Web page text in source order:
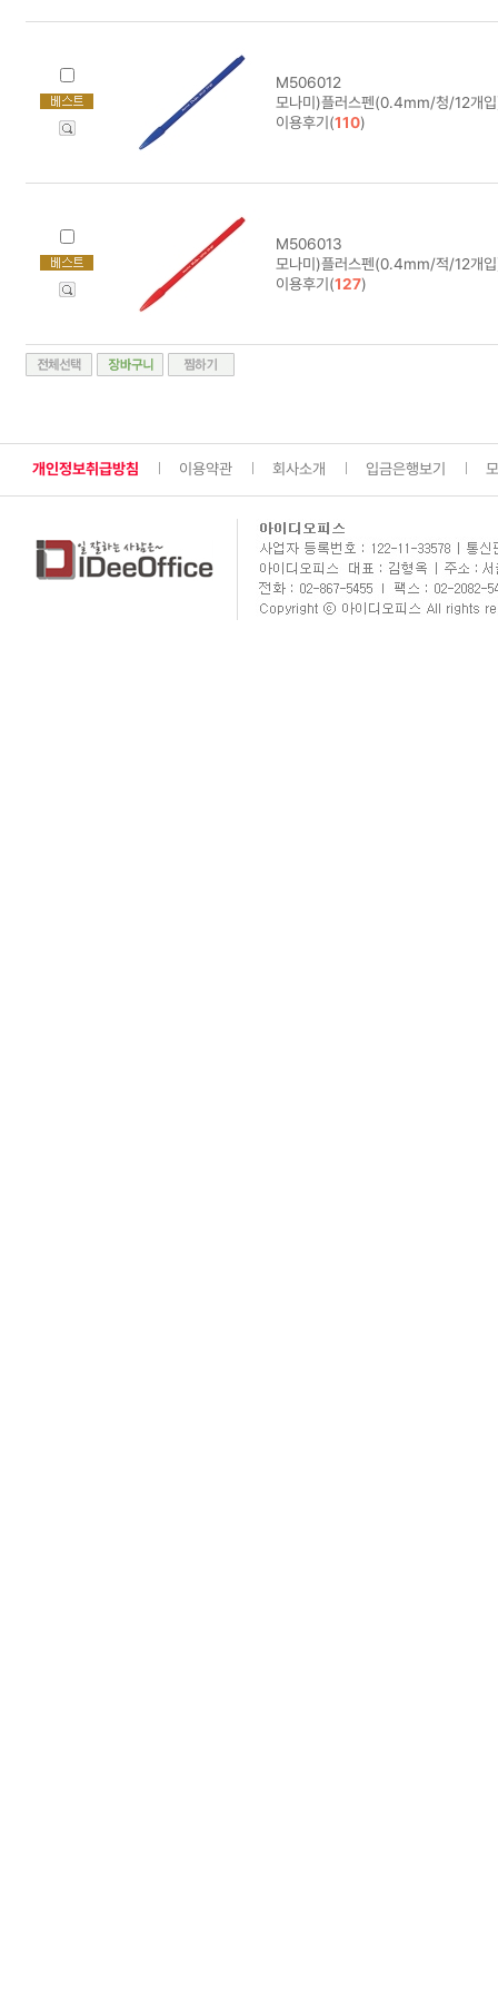
M506012
모나미)플러스펜(0.4mm/청/12개
이용후기(110)
M506013
모나미)플러스펜(0.4mm/적/12개
이용후기(127)
개인정보취급방침 이용약관 회사소개 입금은행보기